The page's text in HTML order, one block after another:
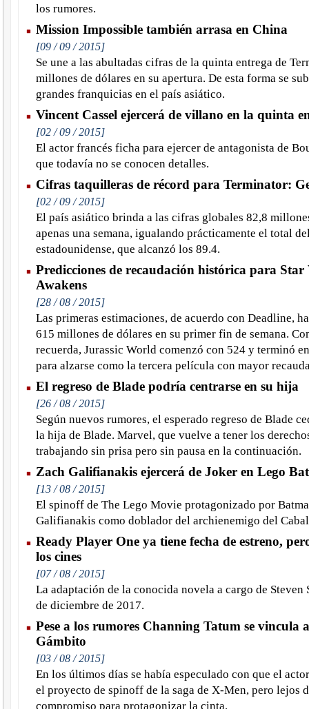
los rumores.
Mission Impossible también arrasa en China
[09 / 09 / 2015]
Se une a las abultadas cifras de la quinta entrega de
millones de dólares en su apertura. De esta forma se
grandes franquicias en el país asiático.
Vincent Cassel ejercerá de villano en la quinta
[02 / 09 / 2015]
El actor francés ficha para ejercer de antagonista de
que todavía no se conocen detalles.
Cifras taquilleras de récord para Terminator:
[02 / 09 / 2015]
El país asiático brinda a las cifras globales 82,8
apenas una semana, igualando prácticamente el total
estadounidense, que alcanzó los 89.4.
Predicciones de recaudación histórica para Star
Awakens
[28 / 08 / 2015]
Las primeras estimaciones, de acuerdo con Deadline,
615 millones de dólares en su primer fin de semana.
recuerda, Jurassic World comenzó con 524 y terminó
para alzarse como la tercera película con mayor
El regreso de Blade podría centrarse en su hija
[26 / 08 / 2015]
Según nuevos rumores, el esperado regreso de Blade
la hija de Blade. Marvel, que vuelve a tener los
trabajando sin prisa pero sin pausa en la continuación.
Zach Galifianakis ejercerá de Joker en Lego
[13 / 08 / 2015]
El spinoff de The Lego Movie protagonizado por
Galifianakis como doblador del archienemigo del
Ready Player One ya tiene fecha de estreno,
los cines
[07 / 08 / 2015]
La adaptación de la conocida novela a cargo de
de diciembre de 2017.
Pese a los rumores Channing Tatum se vincula
Gámbito
[03 / 08 / 2015]
En los últimos días se había especulado con que el
el proyecto de spinoff de la saga de X-Men, pero lejos
compromiso para protagonizar la cinta.